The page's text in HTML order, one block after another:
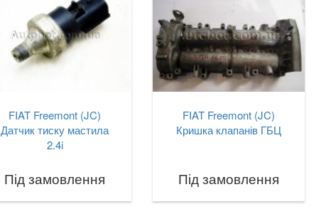
FIAT Freemont (JC)
Датчик тиску мастила
2.4i
Під замовлення
FIAT Freemont (JC)
Кришка клапанів ГБЦ
Під замовлення